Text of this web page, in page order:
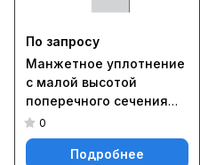
По запросу
Манжетное уплотнение
с малой высотой
поперечного сечения
для игольчатых
роликоподшипников,
типа G G 22X28X4
0
Подробнее